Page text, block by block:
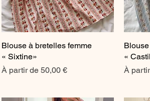
Aperçu rapide
Blouse à bretelles femme
« Sixtine»
À partir de 50,00 €
Prix promotionnel
«
À
Prix